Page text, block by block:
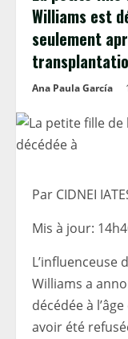
Williams est
seulement
Ana Paula García
Par CIDNEI
Mis à jour:
L’influenceuse
Williams a
décédée à
avoir été